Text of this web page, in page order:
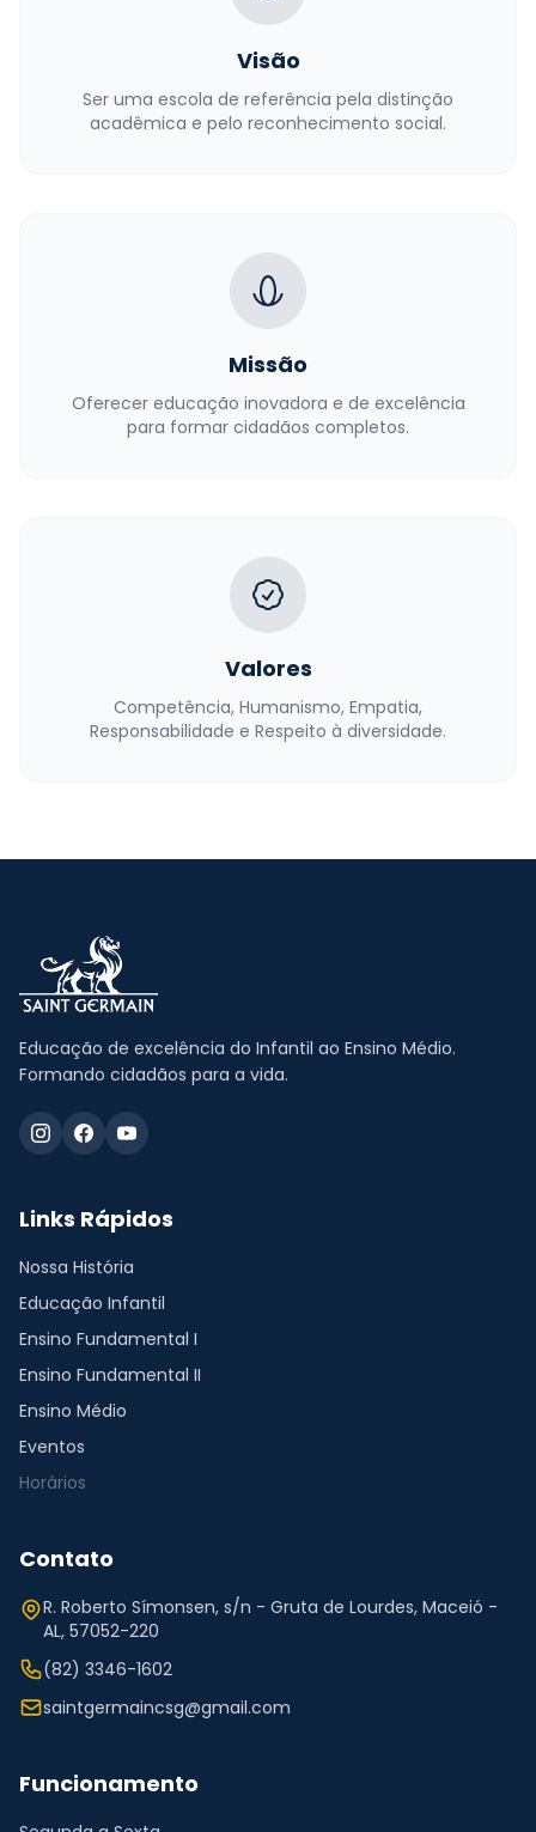
Visão
Ser uma escola de referência pela distinção
acadêmica e pelo reconhecimento social.
Missão
Oferecer educação inovadora e de excelência
para formar cidadãos completos.
Valores
Competência, Humanismo, Empatia,
Responsabilidade e Respeito à diversidade.
Educação de excelência do Infantil ao Ensino Médio.
Formando cidadãos para a vida.
Links Rápidos
Nossa História
Educação Infantil
Ensino Fundamental I
Ensino Fundamental II
Ensino Médio
Eventos
Horários
Contato
R. Roberto Símonsen, s/n - Gruta de Lourdes, Maceió -
AL, 57052-220
(82) 3346-1602
saintgermaincsg@gmail.com
Funcionamento